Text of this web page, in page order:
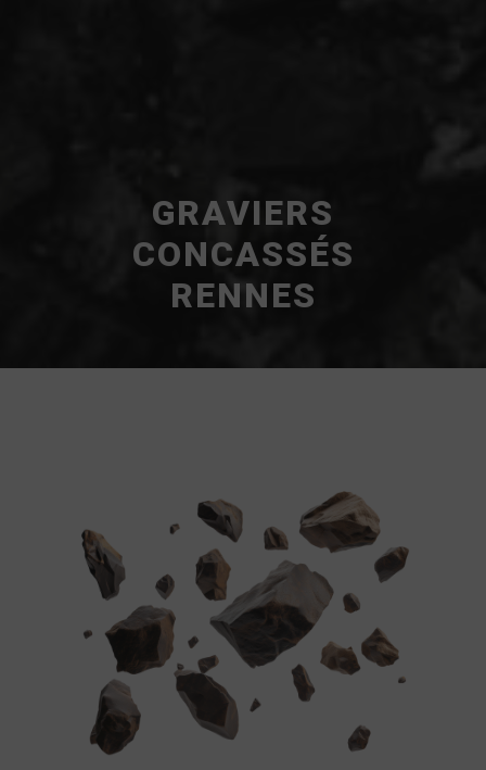
GRAVIERS
CONCASSÉS
RENNES